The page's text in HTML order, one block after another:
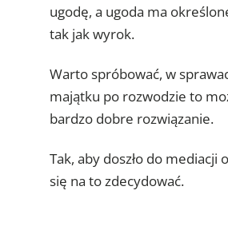
ugodę, a ugoda ma
tak jak wyrok.
Warto spróbować, w
majątku po rozwodzie to
bardzo dobre rozwiązanie.
Tak, aby doszło do mediacji
się na to zdecydować.